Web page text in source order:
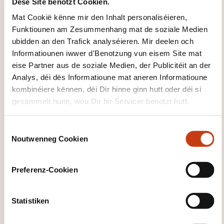
Mat Cookië kënne mir den Inhalt personaliséieren,
Funktiounen am Zesummenhang mat de soziale Medien
ubidden an den Trafick analyséieren. Mir deelen och
Informatiounen iwwer d'Benotzung vun eisem Site mat
eise Partner aus de soziale Medien, der Publicitéit an der
Analys, déi dës Informatioune mat aneren Informatioune
kombinéiere kënnen, déi Dir hinne ginn hutt oder déi si
gesammelt hunn, wou Dir hir Servicer benotzt hutt.
Noutwenneg Cookien
Preferenz-Cookien
Statistiken
Mir stäerken Iech de Réck!
(SN5202L)
OP UFRO
Bewegung a Sport - Bewegung
a Sport fir Behënnerter
LU